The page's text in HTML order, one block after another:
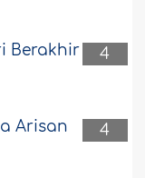
4
Berakhir
4
Arisan